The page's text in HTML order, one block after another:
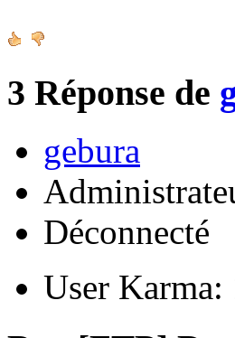
3 Réponse de
gebura
Déconnecté
User Karma: